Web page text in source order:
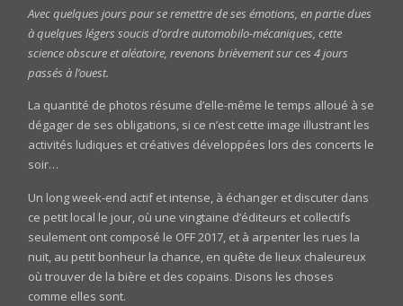
Avec quelques jours pour se remettre de ses émotions, en partie dues
à quelques légers soucis d’ordre automobilo-mécaniques, cette
science obscure et aléatoire, revenons brièvement sur ces 4 jours
passés à l’ouest.
La quantité de photos résume d’elle-même le temps alloué à se
dégager de ses obligations, si ce n’est cette image illustrant les
activités ludiques et créatives développées lors des concerts le
soir…
Un long week-end actif et intense, à échanger et discuter dans
ce petit local le jour, où une vingtaine d’éditeurs et collectifs
seulement ont composé le OFF 2017, et à arpenter les rues la
nuit, au petit bonheur la chance, en quête de lieux chaleureux
où trouver de la bière et des copains. Disons les choses
comme elles sont.